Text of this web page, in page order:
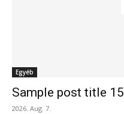
Egyéb
Sample post title 15
2026. Aug. 7.